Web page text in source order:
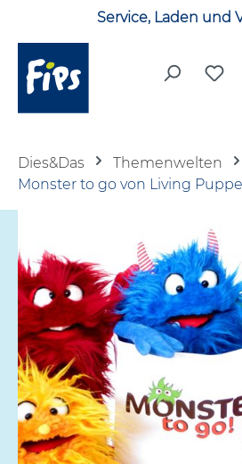
Zum Hauptinhalt springen
Service, Laden und
Dies&Das
Themenwelten
Monster to go von Living